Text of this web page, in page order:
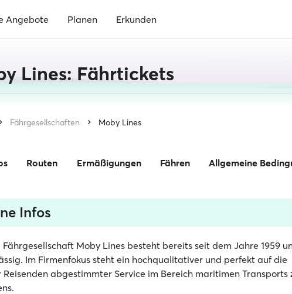
Angebote Planen Erkunden
Lines: Fährtickets
Fährgesellschaften Moby Lines
Routen Ermäßigungen Fähren Allgemeine
Infos
Moby Lines besteht bereits seit dem Jahre 1959
Im Firmenfokus steht ein hochqualitativer und perfekt auf die
Reisenden abgestimmter Service im Bereich maritimen Transports